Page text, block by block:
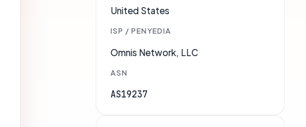
United States
ISP / PENYEDIA
Omnis Network, LLC
ASN
AS19237